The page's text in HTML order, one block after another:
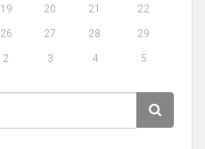
19 20 21
22
26 27 28
29
2 3 4 5